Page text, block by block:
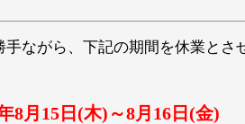
手ながら、下記の期間を休業とさ
8月15日(木)～8月16日(金)